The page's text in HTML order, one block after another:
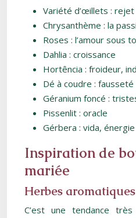
Variété d’œillets : rejet
Chrysanthème : la
Roses : l’amour sous
Dahlia : croissance
Hortência : froideur,
Dé à coudre : fausseté
Géranium foncé :
Pissenlit : oracle
Gérbera : vida, énergie
Inspiration de
mariée
Herbes aromatiques
C’est une tendance